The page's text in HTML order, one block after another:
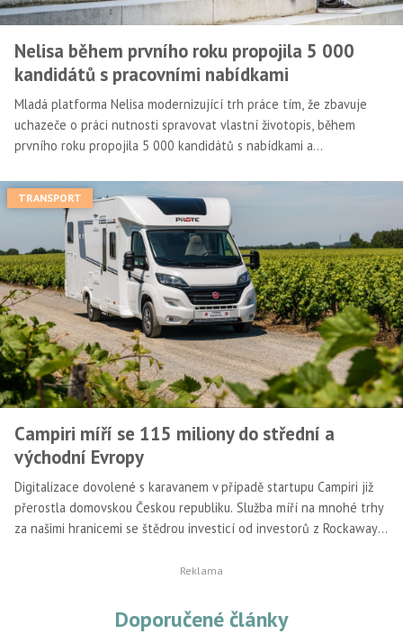
Nelisa během prvního roku propojila 5 000
kandidátů s pracovními nabídkami
Mladá platforma Nelisa modernizující trh práce tím, že zbavuje
uchazeče o práci nutnosti spravovat vlastní životopis, během
prvního roku propojila 5 000 kandidátů s nabídkami a
TRANSPORT
Campiri míří se 115 miliony do střední a
východní Evropy
Digitalizace dovolené s karavanem v případě startupu Campiri již
přerostla domovskou Českou republiku. Služba míří na mnohé trhy
za našimi hranicemi se štědrou investicí od investorů z Rockaway
Doporučené články